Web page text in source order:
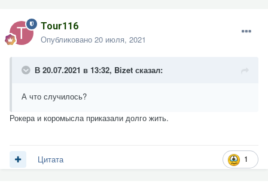
Tour116
Опубликовано 20 июля, 2021
В 20.07.2021 в 13:32, Bizet сказал:
А что случилось?
Рокера и коромысла приказали долго жить.
1
Цитата